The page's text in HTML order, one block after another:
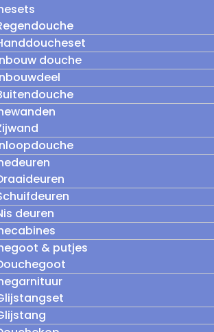
douche
deuren
& putjes